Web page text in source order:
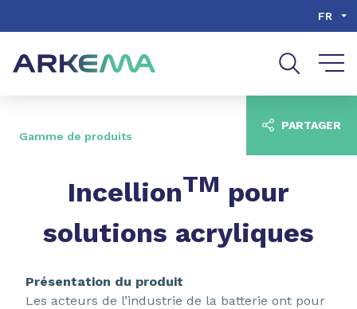
Aller à la recherche
FR
Gamme de produits
IncellionTM pour
solutions acryliques
Présentation du produit
Les acteurs de l’industrie de la batterie ont pour
PARTAGER